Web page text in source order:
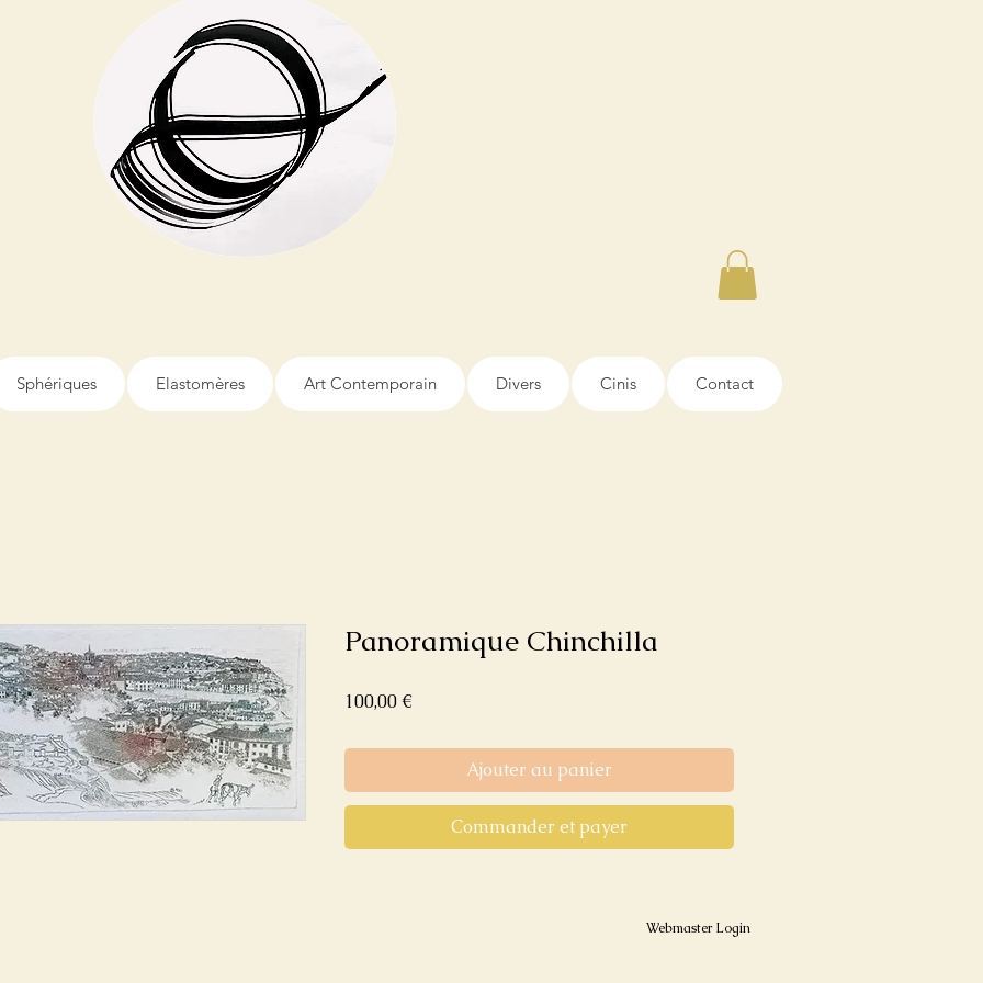
Sphériques Elastomères Art Contemporain Divers Cinis Contact
Panoramique Chinchilla
100,00 €Prix
Ajouter au panier
Commander et payer
Webmaster Login